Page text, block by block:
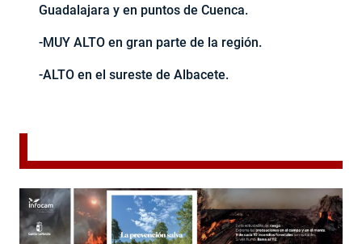
Guadalajara y en puntos de Cuenca.
-MUY ALTO en gran parte de la región.
-ALTO en el sureste de Albacete.